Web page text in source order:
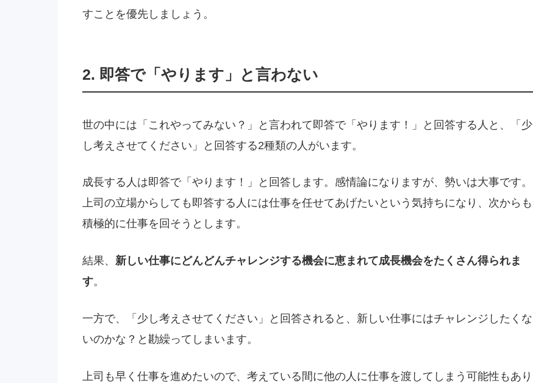
すことを優先しましょう。
2. 即答で「やります」と言わない
世の中には「これやってみない？」と言われて即答で「やります！」と回答する人と、「少
し考えさせてください」と回答する2種類の人がいます。
成長する人は即答で「やります！」と回答します。感情論になりますが、勢いは大事です。
上司の立場からしても即答する人には仕事を任せてあげたいという気持ちになり、次からも
積極的に仕事を回そうとします。
結果、 新しい仕事にどんどんチャレンジする機会に恵まれて成長機会をたくさん得られま
す。
一方で、「少し考えさせてください」と回答されると、新しい仕事にはチャレンジしたくな
いのかな？と勘繰ってしまいます。
上司も早く仕事を進めたいので、考えている間に他の人に仕事を渡してしまう可能性もあり